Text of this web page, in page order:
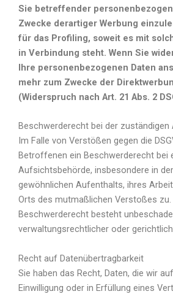
Sie betreffender
Zwecke derartiger Werbung
für das Profiling, soweit es mit
in Verbindung steht. Wenn Sie
Ihre personenbezogenen Daten
mehr zum Zwecke der
(Widerspruch nach Art. 21 Abs. 2
Beschwerderecht bei der
Im Falle von Verstößen gegen die
Betroffenen ein Beschwerderecht bei
Aufsichtsbehörde, insbesondere in
gewöhnlichen Aufenthalts, ihres
Orts des mutmaßlichen Verstoßes zu.
Beschwerderecht besteht
verwaltungsrechtlicher oder
Recht auf Datenübertragbarkeit
Sie haben das Recht, Daten, die wir
Einwilligung oder in Erfüllung eines